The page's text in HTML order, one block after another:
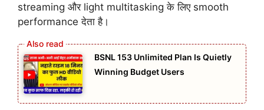
streaming और light multitasking के लिए smooth
performance देता है।
BSNL 153 Unlimited Plan Is Quietly
Winning Budget Users